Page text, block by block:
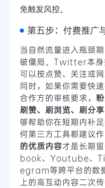
免触发风控。
第五步：付费推广
当自然流量进入瓶颈期
破僵局。Twitter本身
可以按点赞、关注或
同时，如果你需要快
合作方的审核要求，
刷赞、刷浏览、刷分
够帮助你在短期内补
何第三方工具都建议作
的优质内容才是长期
book、Youtube、
egram等跨平台的数
上的高互动内容二次